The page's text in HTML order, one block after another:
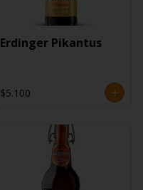
Erdinger Pikantus
$5.100